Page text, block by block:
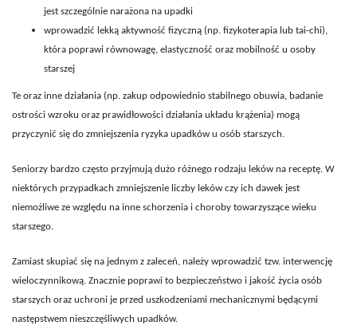
jest szczególnie narażona na upadki
wprowadzić lekką aktywność fizyczną (np. fizykoterapia lub tai-chi),
która poprawi równowagę, elastyczność oraz mobilność u osoby
starszej
Te oraz inne działania (np. zakup odpowiednio stabilnego obuwia, badanie
ostrości wzroku oraz prawidłowości działania układu krążenia) mogą
przyczynić się do zmniejszenia ryzyka upadków u osób starszych.
Seniorzy bardzo często przyjmują dużo różnego rodzaju leków na receptę. W
niektórych przypadkach zmniejszenie liczby leków czy ich dawek jest
niemożliwe ze względu na inne schorzenia i choroby towarzyszące wieku
starszego.
Zamiast skupiać się na jednym z zaleceń, należy wprowadzić tzw. interwencję
wieloczynnikową. Znacznie poprawi to bezpieczeństwo i jakość życia osób
starszych oraz uchroni je przed uszkodzeniami mechanicznymi będącymi
następstwem nieszczęśliwych upadków.